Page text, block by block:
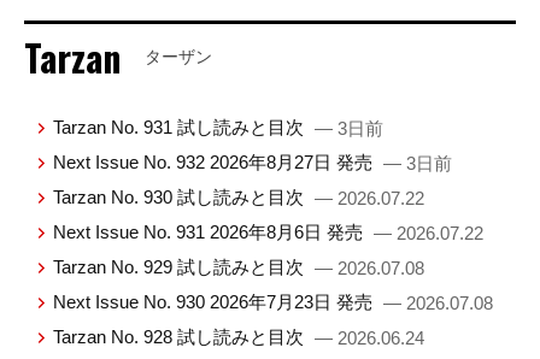
Tarzan ターザン
Tarzan No. 931 試し読みと目次 — 3日前
Next Issue No. 932 2026年8月27日 発売 — 3日前
Tarzan No. 930 試し読みと目次 — 2026.07.22
Next Issue No. 931 2026年8月6日 発売 — 2026.07.22
Tarzan No. 929 試し読みと目次 — 2026.07.08
Next Issue No. 930 2026年7月23日 発売 — 2026.07.08
Tarzan No. 928 試し読みと目次 — 2026.06.24